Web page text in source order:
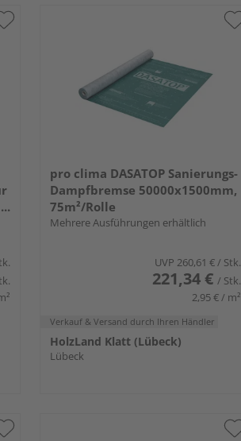
pro clima DASATOP Sanierungs-
Dampfbremse 50000x1500mm,
75m²/Rolle
Mehrere Ausführungen erhältlich
UVP 260,61 €/ Stk.
221,34 € / Stk.
2,95 € / m²
Verkauf & Versand durch Ihren Händler
HolzLand Klatt (Lübeck)
Lübeck